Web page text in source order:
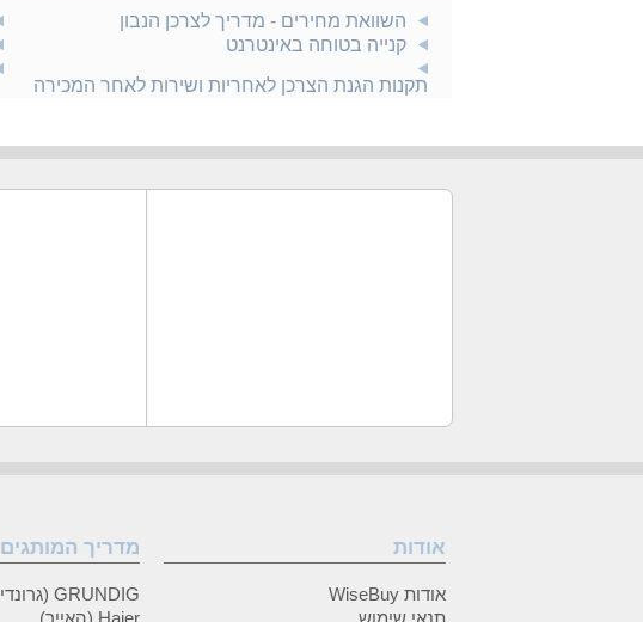
השוואת מחירים - מדריך לצרכן הנבון
קנייה בטוחה באינטרנט
תקנות הגנת הצרכן לאחריות ושירות לאחר המכירה
אודות
אודות WiseBuy
תנאי שימוש
מדריך המותגים
GRUNDIG (גרונדיג)
Haier (האייר)